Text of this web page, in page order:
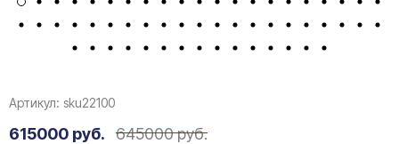
Артикул: sku22100
615000 руб. 645000 руб.